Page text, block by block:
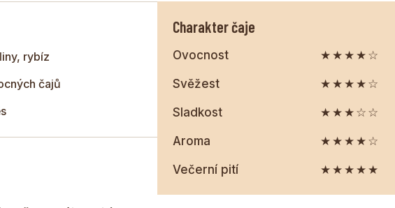
rybíz
čajů
Charakter čaje
Ovocnost ★★★★☆
Svěžest ★★★★☆
Sladkost ★★★☆☆
Aroma ★★★★☆
Večerní pití ★★★★★